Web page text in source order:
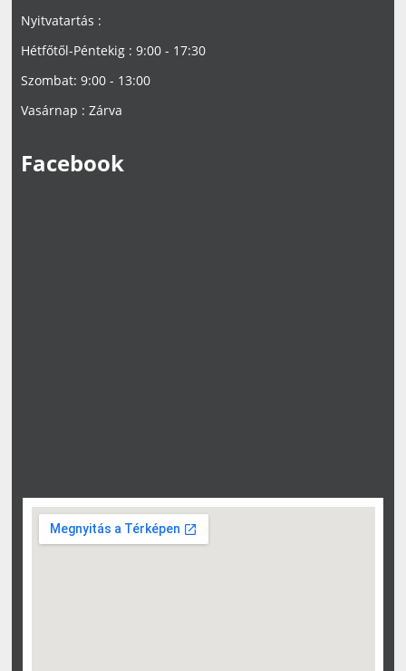
Nyitvatartás :
Hétfőtől-Péntekig : 9:00 - 17:30
Szombat: 9:00 - 13:00
Vasárnap : Zárva
Facebook